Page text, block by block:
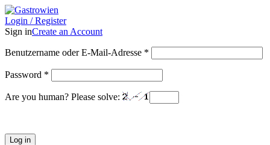
Login / Register
Sign inCreate an Account
Benutzername oder E-Mail-Adresse *
Password *
Are you human? Please solve:
Log in